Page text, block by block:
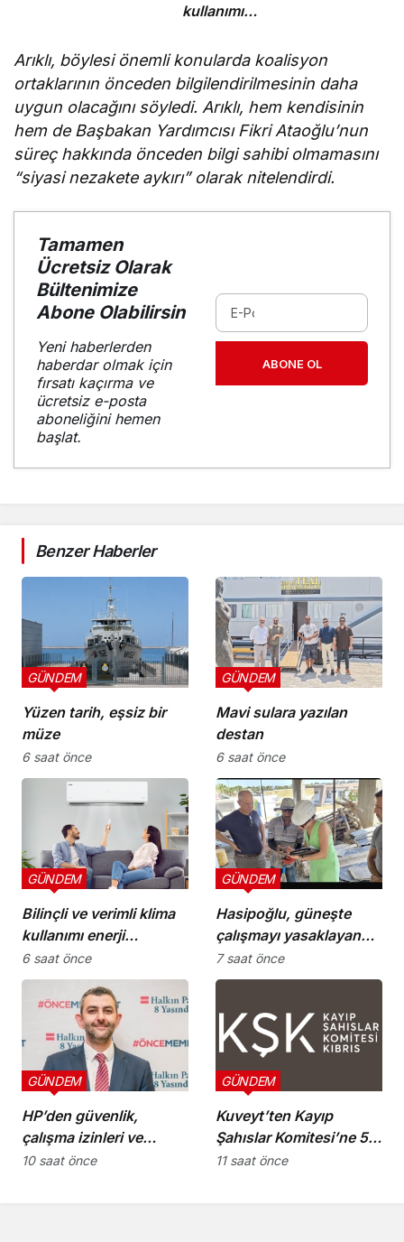
kullanımı
tüketimini
azaltıyor
Arıklı, böylesi önemli konularda koalisyon
ortaklarının önceden bilgilendirilmesinin daha
uygun olacağını söyledi. Arıklı, hem kendisinin
hem de Başbakan Yardımcısı Fikri Ataoğlu’nun
süreç hakkında önceden bilgi sahibi olmamasını
“siyasi nezakete aykırı” olarak nitelendirdi.
Tamamen
Ücretsiz Olarak
Bültenimize
Abone Olabilirsin
Yeni haberlerden
haberdar olmak için
fırsatı kaçırma ve
ücretsiz e-posta
aboneliğini hemen
başlat.
ABONE OL
Benzer Haberler
Yüzen tarih, eşsiz bir
müze
GÜNDEM
6 saat önce
Mavi sulara yazılan
destan
GÜNDEM
6 saat önce
Bilinçli ve verimli klima
kullanımı enerji
tüketimini azaltıyor
GÜNDEM
6 saat önce
Hasipoğlu, güneşte
çalışmayı yasaklayan
kararın uygulanmasını
Yeniboğaziçi’nde
GÜNDEM
7 saat önce
HP’den güvenlik,
çalışma izinleri ve
yurttaşlık
GÜNDEM
10 saat önce
Kuveyt’ten Kayıp
Şahıslar Komitesi’ne 50
bin dolar katkı
GÜNDEM
11 saat önce